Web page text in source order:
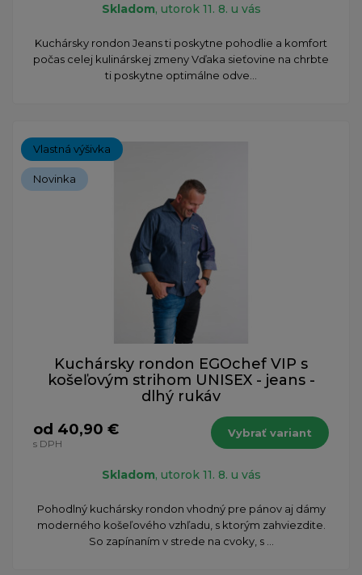
Skladom, utorok 11. 8. u vás
Kuchársky rondon Jeans ti poskytne pohodlie a komfort
počas celej kulinárskej zmeny Vďaka sieťovine na chrbte
ti poskytne optimálne odve...
Vlastná výšivka
Novinka
Kuchársky rondon EGOchef VIP s
košeľovým strihom UNISEX - jeans -
dlhý rukáv
od 40,90 €
s DPH
Vybrať variant
Skladom, utorok 11. 8. u vás
Pohodlný kuchársky rondon vhodný pre pánov aj dámy
moderného košeľového vzhľadu, s ktorým zahviezdite.
So zapínaním v strede na cvoky, s ...